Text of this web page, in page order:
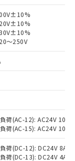
～250V
荷(AC-12): AC24V 10A/
荷(AC-15): AC24V
荷(DC-12): DC24V 8A/
荷(DC-13): DC24V 4A/
のうえ
事業取扱
準価格
質）の
商品で
の非含
のある
物質）の
出す予
物質）の
認中の